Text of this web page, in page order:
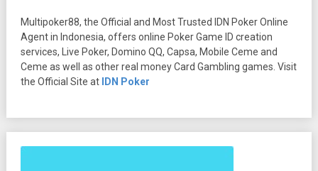
Multipoker88, the Official and Most Trusted IDN Poker Online
Agent in Indonesia, offers online Poker Game ID creation
services, Live Poker, Domino QQ, Capsa, Mobile Ceme and
Ceme as well as other real money Card Gambling games. Visit
the Official Site at
IDN Poker